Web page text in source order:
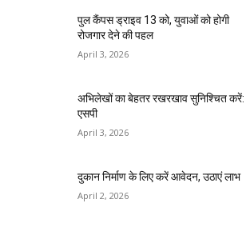
पुल कैंपस ड्राइव 13 को, युवाओं को होगी
रोजगार देने की पहल
April 3, 2026
अभिलेखों का बेहतर रखरखाव सुनिश्चित करें:
एसपी
April 3, 2026
दुकान निर्माण के लिए करें आवेदन, उठाएं लाभ
April 2, 2026